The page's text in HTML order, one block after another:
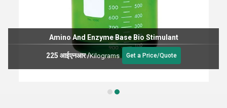
Amino And Enzyme Base Bio Stimulant
225 आईएनआर/Kilograms Get a Price/Quote